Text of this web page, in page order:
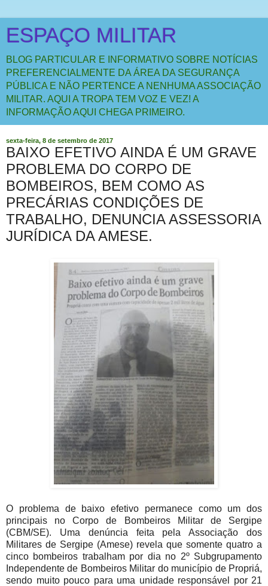
ESPAÇO MILITAR
BLOG PARTICULAR E INFORMATIVO SOBRE NOTÍCIAS
PREFERENCIALMENTE DA ÁREA DA SEGURANÇA
PÚBLICA E NÃO PERTENCE A NENHUMA ASSOCIAÇÃO
MILITAR. AQUI A TROPA TEM VOZ E VEZ! A
INFORMAÇÃO AQUI CHEGA PRIMEIRO.
sexta-feira, 8 de setembro de 2017
BAIXO EFETIVO AINDA É UM GRAVE
PROBLEMA DO CORPO DE
BOMBEIROS, BEM COMO AS
PRECÁRIAS CONDIÇÕES DE
TRABALHO, DENUNCIA ASSESSORIA
JURÍDICA DA AMESE.
O problema de baixo efetivo permanece como um dos
principais no Corpo de Bombeiros Militar de Sergipe
(CBM/SE). Uma denúncia feita pela Associação dos
Militares de Sergipe (Amese) revela que somente quatro a
cinco bombeiros trabalham por dia no 2º Subgrupamento
Independente de Bombeiros Militar do município de Propriá,
sendo muito pouco para uma unidade responsável por 21